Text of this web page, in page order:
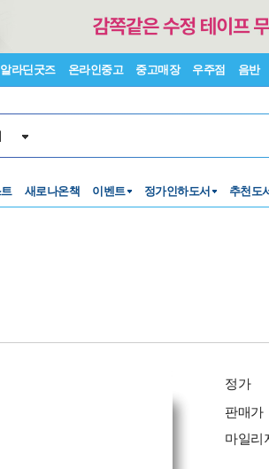
알라딘굿즈 온라인중고 중고매장 우주점 음반
새로나온책 이벤트 정가인하도서 추천도
정가
판매가
마일리